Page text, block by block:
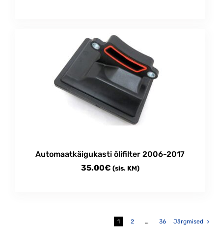
Automaatkäigukasti õlifilter 2006-2017
35.00€ (sis. KM)
1 2 … 36 Järgmised